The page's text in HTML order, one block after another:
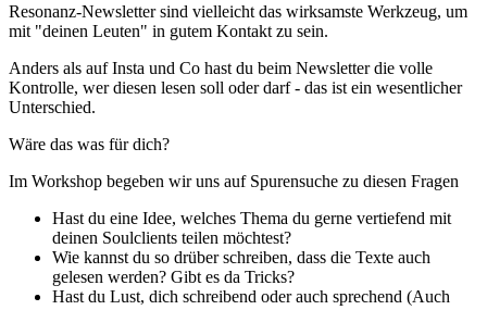
Resonanz-Newsletter sind vielleicht das wirksamste Werkzeug, um
mit "deinen Leuten" in gutem Kontakt zu sein.
Anders als auf Insta und Co hast du beim Newsletter die volle
Kontrolle, wer diesen lesen soll oder darf - das ist ein wesentlicher
Unterschied.
Wäre das was für dich?
Im Workshop begeben wir uns auf Spurensuche zu diesen Fragen
Hast du eine Idee, welches Thema du gerne vertiefend mit
deinen Soulclients teilen möchtest?
Wie kannst du so drüber schreiben, dass die Texte auch
gelesen werden? Gibt es da Tricks?
Hast du Lust, dich schreibend oder auch sprechend (Auch